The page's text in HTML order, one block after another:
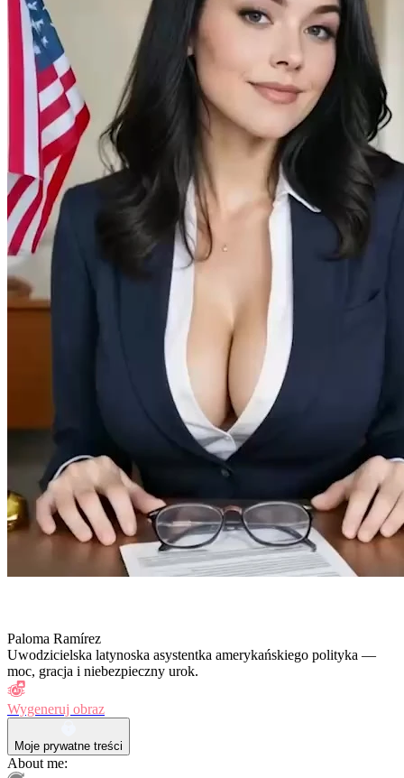
Paloma Ramírez
Uwodzicielska latynoska asystentka amerykańskiego polityka —
moc, gracja i niebezpieczny urok.
Wygeneruj obraz
Moje prywatne treści
About me: